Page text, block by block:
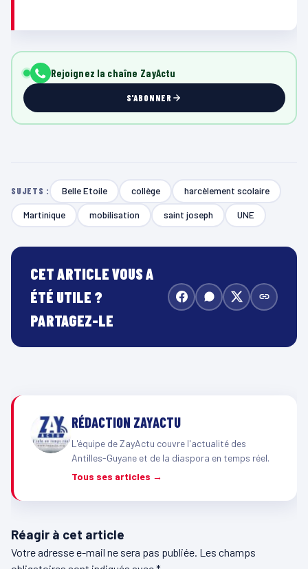
Rejoignez la chaîne ZayActu
S'ABONNER
SUJETS : Belle Etoile collège harcèlement scolaire
Martinique mobilisation saint joseph UNE
CET ARTICLE VOUS A
ÉTÉ UTILE ?
PARTAGEZ-LE
RÉDACTION ZAYACTU
L'équipe de ZayActu couvre l'actualité des
Antilles-Guyane et de la diaspora en temps réel.
Tous ses articles →
Réagir à cet article
Votre adresse e-mail ne sera pas publiée. Les champs